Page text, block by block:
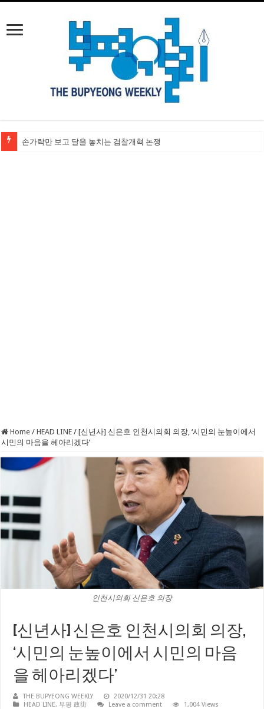
손가락만 보고 달을 놓치는 검찰개혁 논쟁
Home / HEAD LINE / [신년사] 신은호 인천시의회 의장, ‘시민의 눈높이에서
시민의 마음을 헤아리겠다’
인천시의회 신은호 의장
[신년사] 신은호 인천시의회 의장,
‘시민의 눈높이에서 시민의 마음
을 헤아리겠다’
THE BUPYEONG WEEKLY
2020/12/31 20:28
HEAD LINE, 부평 政街 Leave a comment 1,004 Views